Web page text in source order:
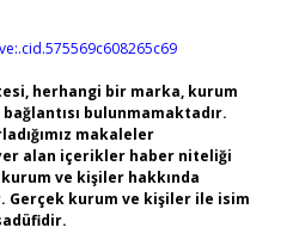
herhangi bir marka, kurum
bulunmamaktadır.
makaleler
alan içerikler haber niteliği
ve kişiler hakkında
Gerçek kurum ve kişiler ile isim